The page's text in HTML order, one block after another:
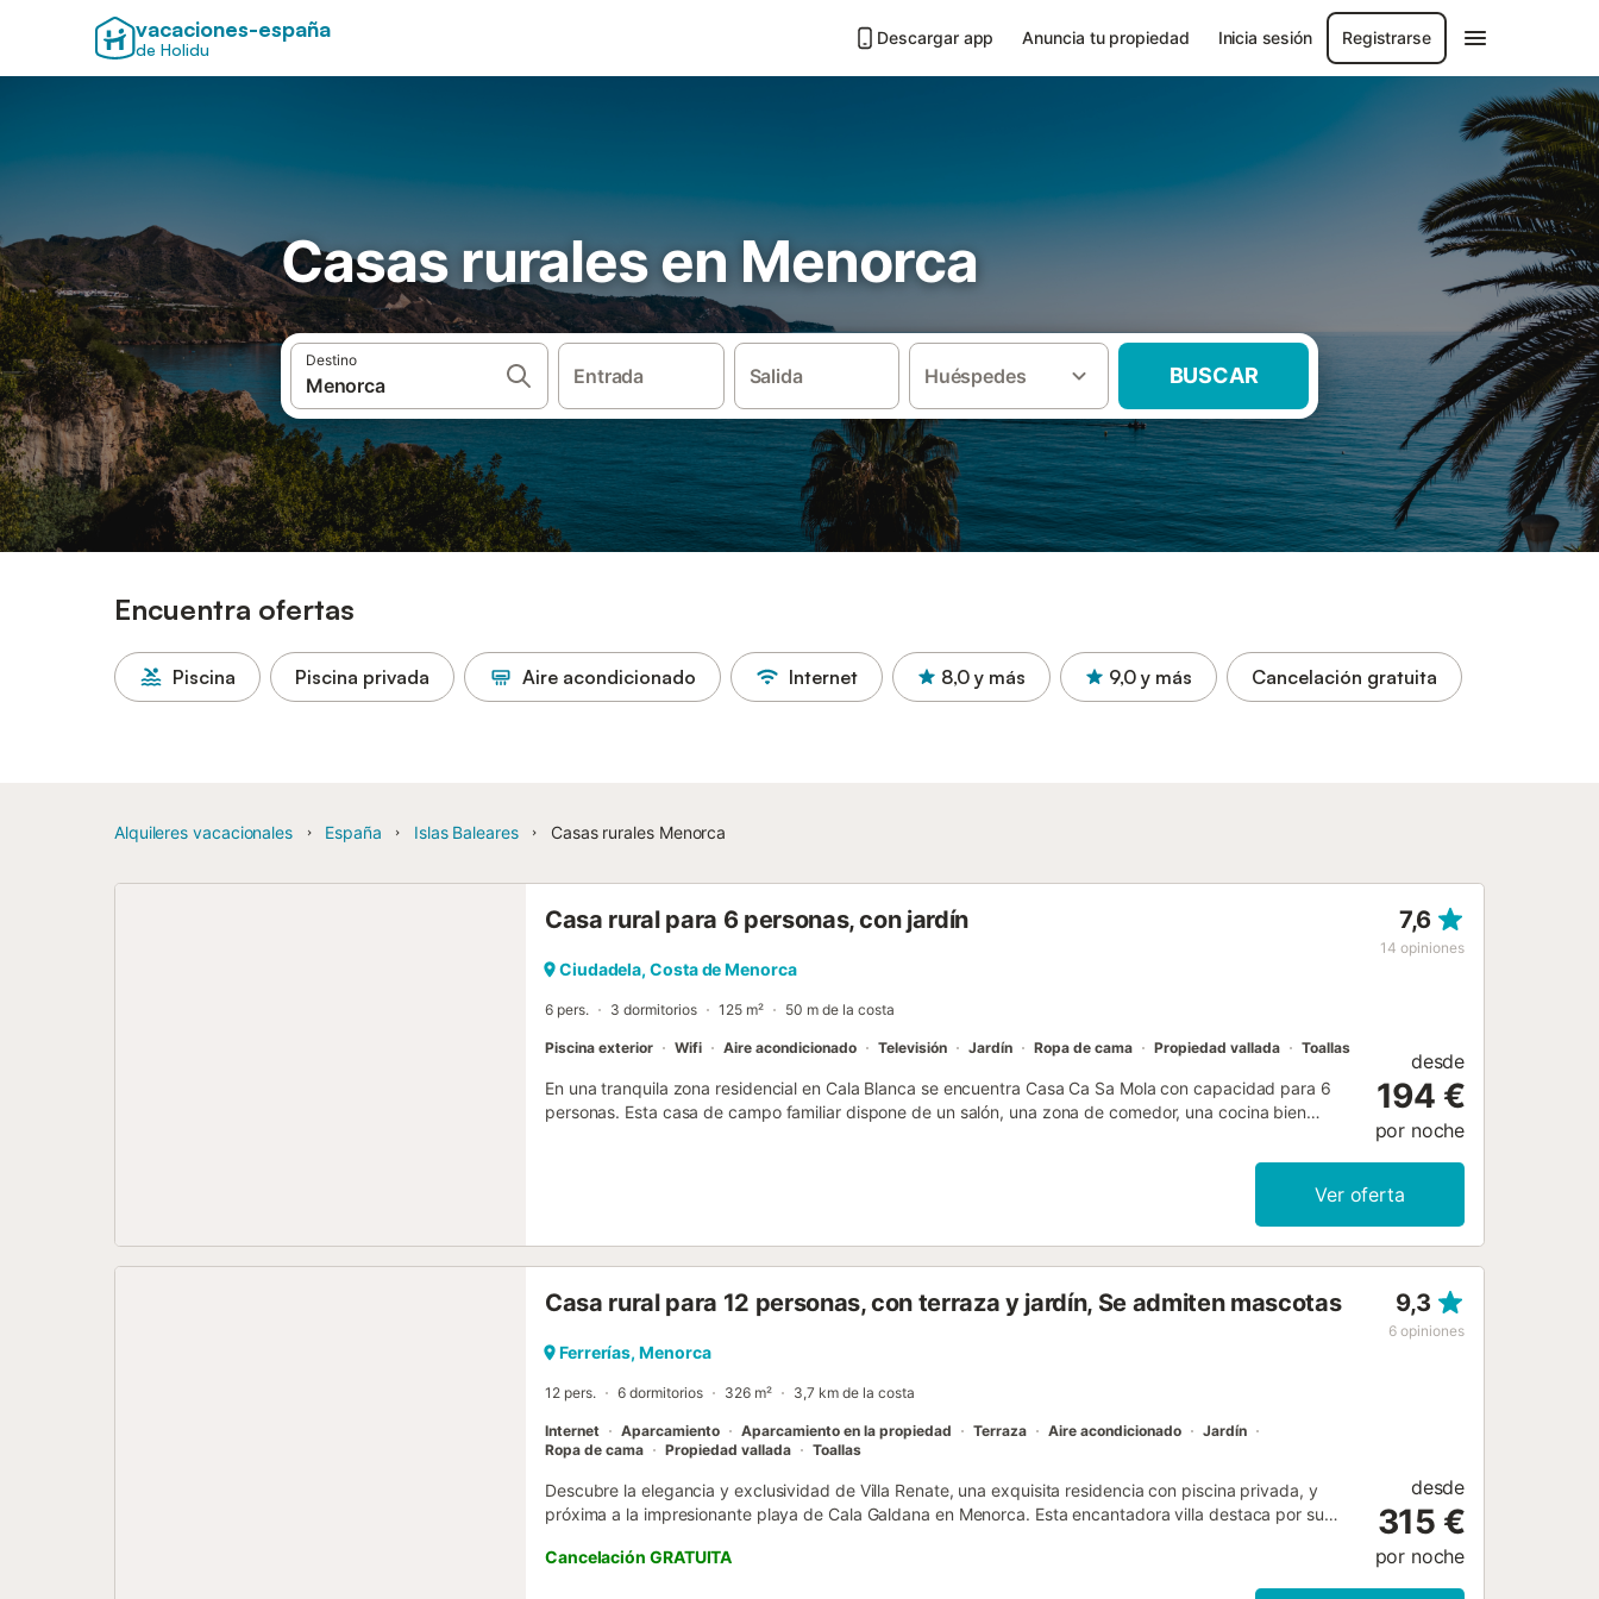
vacaciones-españa
de Holidu
Descargar app Anuncia tu propiedad Inicia sesión Registrarse
Casas rurales en Menorca
Destino
Entrada Salida Huéspedes BUSCAR
Encuentra ofertas
Piscina Piscina privada Aire acondicionado Internet 8,0 y más 9,0 y más Cancelación gratuita
Alquileres vacacionales España Islas Baleares Casas rurales Menorca
Casa rural para 6 personas, con jardín 7,6
14 opiniones
Ciudadela, Costa de Menorca
6 pers. 3 dormitorios 125 m² 50 m de la costa
Piscina exterior Wifi Aire acondicionado Televisión Jardín Ropa de cama Propiedad vallada Toallas
En una tranquila zona residencial en Cala Blanca se encuentra Casa Ca Sa Mola con capacidad para 6
personas. Esta casa de campo familiar dispone de un salón, una zona de comedor, una cocina bien
baño. Además, cuenta con Wi-Fi (Internet es a través de fibra óptica con 300 megabytes de velocidad),
televisión por satélite, trona y cuna. Podrá encontrar plazas de aparcamiento en la misma calle. La zona
exterior tiene todo lo que podría desear, con una terraza cubierta con mesa y barbacoa, así como piscina
de 24m² y tumbonas. A pocos pasos encontrará tiendas y restaurantes. La playa de arena fina más
desde
194 €
por noche
Ver oferta
Casa rural para 12 personas, con terraza y jardín, Se admiten mascotas 9,3
6 opiniones
Ferrerías, Menorca
12 pers. 6 dormitorios 326 m² 3,7 km de la costa
Internet Aparcamiento Aparcamiento en la propiedad Terraza Aire acondicionado
Jardín
Ropa de cama
Propiedad vallada Toallas
Descubre la elegancia y exclusividad de Villa Renate, una exquisita residencia con piscina privada, y
próxima a la impresionante playa de Cala Galdana en Menorca. Esta encantadora villa destaca por su
serenidad del entorno rural con la cercanía al resort de Cala Galdana. Con seis dormitorios dobles, dos de
ellos con baños en suite, y cuatro baños en total, esta villa ofrece un alojamiento impecable para grupos
Cancelación GRATUITA
desde
315 €
por noche